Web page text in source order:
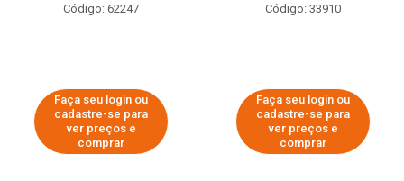
Código: 62247
Faça seu login ou
cadastre-se para
ver preços e
comprar
Código: 33910
Faça seu login ou
cadastre-se para
ver preços e
comprar